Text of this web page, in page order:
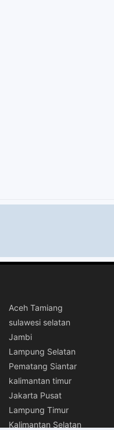
Aceh Tamiang
sulawesi selatan
Jambi
Lampung Selatan
Pematang Siantar
kalimantan timur
Jakarta Pusat
Lampung Timur
Kalimantan Selatan